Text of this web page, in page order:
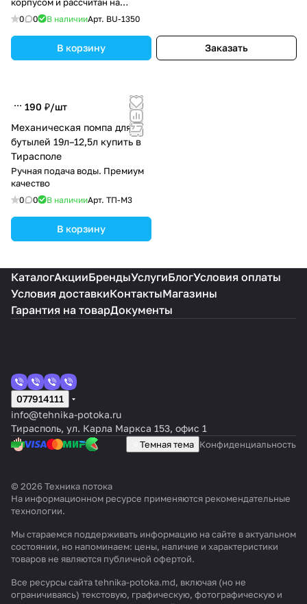
длительную эксплуатацию.
0 0 В наличииАрт. BU-1350
В корзину Заказать
190 ₽/шт
Механическая помпа для
бутылей 19л–12,5л купить в
Тирасполе
Ручная подача воды. Премиум
качество
0 0 В наличииАрт. ТП-М3
В корзину
КаталогАкцииБрендыУслугиБлогУсловия оплаты
Условия доставкиКонтактыМагазины
Гарантия на товарДокументы
077914111
info@tehnika-potoka.ru
Тирасполь, ул. Карла Маркса 153, офис 1
Темная тема Конфиденциальность
© 2026 Техника потока
На информационном ресурсе применяются рекомендательные
технологии.
Мы стараемся поддерживать информацию на сайте в актуальном
состоянии, но напоминаем: цены, наличие и характеристики
товаров не являются публичной офертой.
Все ресурсы сайта tehnika-potoka.md, включая (но не
ограничиваясь) текстовую, графическую, фотографическую и